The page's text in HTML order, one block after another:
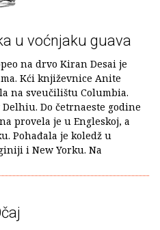
u voćnjaku guava
na drvo Kiran Desai je
Kći književnice Anite
na sveučilištu Columbia.
Do četrnaeste godine
provela je u Engleskoj, a
Pohađala je koledž u
i New Yorku. Na